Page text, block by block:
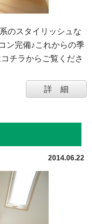
のスタイリッシュな
ン完備♪これからの季
チラからご覧くださ
詳 細
2014.06.22